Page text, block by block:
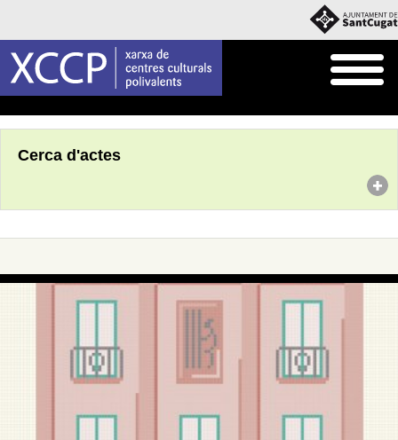
Cerca d'actes